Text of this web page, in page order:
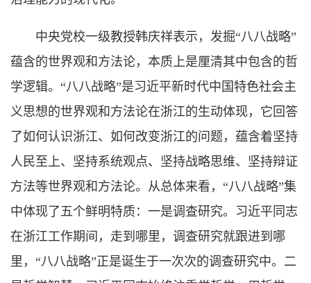
中央党校一级教授韩庆祥表示，发掘“八八战略”
蕴含的世界观和方法论，本质上是厘清其中包含的哲
学逻辑。“八八战略”是习近平新时代中国特色社会主
义思想的世界观和方法论在浙江的生动体现，它回答
了如何认识浙江、如何改变浙江的问题，蕴含着坚持
人民至上、坚持系统观点、坚持战略思维、坚持辩证
方法等世界观和方法论。从总体来看，“八八战略”集
中体现了五个鲜明特质：一是调查研究。习近平同志
在浙江工作期间，走到哪里，调查研究就跟进到哪
里，“八八战略”正是诞生于一次次的调查研究中。二